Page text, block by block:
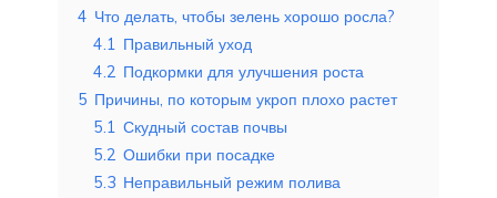
4 Что делать, чтобы зелень хорошо росла?
4.1 Правильный уход
4.2 Подкормки для улучшения роста
5 Причины, по которым укроп плохо растет
5.1 Скудный состав почвы
5.2 Ошибки при посадке
5.3 Неправильный режим полива